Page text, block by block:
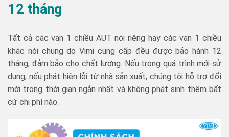
12 tháng
Tất cả các van 1 chiều AUT nói riêng hay các van 1 chiều
khác nói chung do Vimi cung cấp đều được bảo hành 12
tháng, đảm bảo cho chất lượng. Nếu trong quá trình mới sử
dụng, nếu phát hiện lỗi từ nhà sản xuất, chúng tôi hỗ trợ đổi
mới trong thời gian ngắn nhất và không phát sinh thêm bất
cứ chi phí nào.